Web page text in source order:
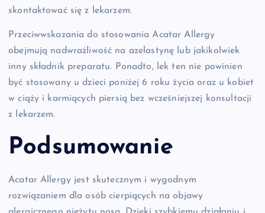
skontaktować się z lekarzem.
Przeciwwskazania do stosowania Acatar Allergy
obejmują nadwrażliwość na azelastynę lub jakikolwiek
inny składnik preparatu. Ponadto, lek ten nie powinien
być stosowany u dzieci poniżej 6 roku życia oraz u kobiet
w ciąży i karmiących piersią bez wcześniejszej konsultacji
z lekarzem.
Podsumowanie
Acatar Allergy jest skutecznym i wygodnym
rozwiązaniem dla osób cierpiących na objawy